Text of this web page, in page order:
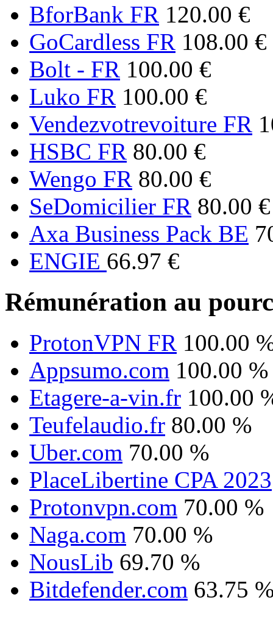
BforBank FR 120.00 €
GoCardless FR 108.00 €
Bolt - FR 100.00 €
Luko FR 100.00 €
Vendezvotrevoiture FR
HSBC FR 80.00 €
Wengo FR 80.00 €
SeDomicilier FR 80.00 €
Axa Business Pack BE
ENGIE 66.97 €
Rémunération au
ProtonVPN FR 100.00
Appsumo.com 100.00 %
Etagere-a-vin.fr 100.00
Teufelaudio.fr 80.00 %
Uber.com 70.00 %
PlaceLibertine CPA 2023
Protonvpn.com 70.00 %
Naga.com 70.00 %
NousLib 69.70 %
Bitdefender.com 63.75